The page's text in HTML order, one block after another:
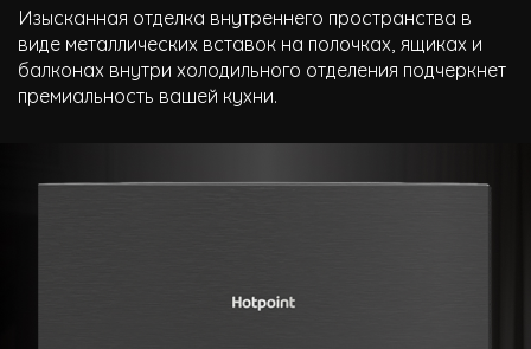
Изысканная отделка внутреннего пространства в
виде металлических вставок на полочках, ящиках и
балконах внутри холодильного отделения подчеркнет
премиальность вашей кухни.